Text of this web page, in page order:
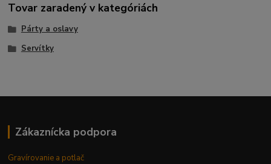
Tovar zaradený v kategóriách
Párty a oslavy
Servítky
Zákaznícka podpora
Gravírovanie a potlač